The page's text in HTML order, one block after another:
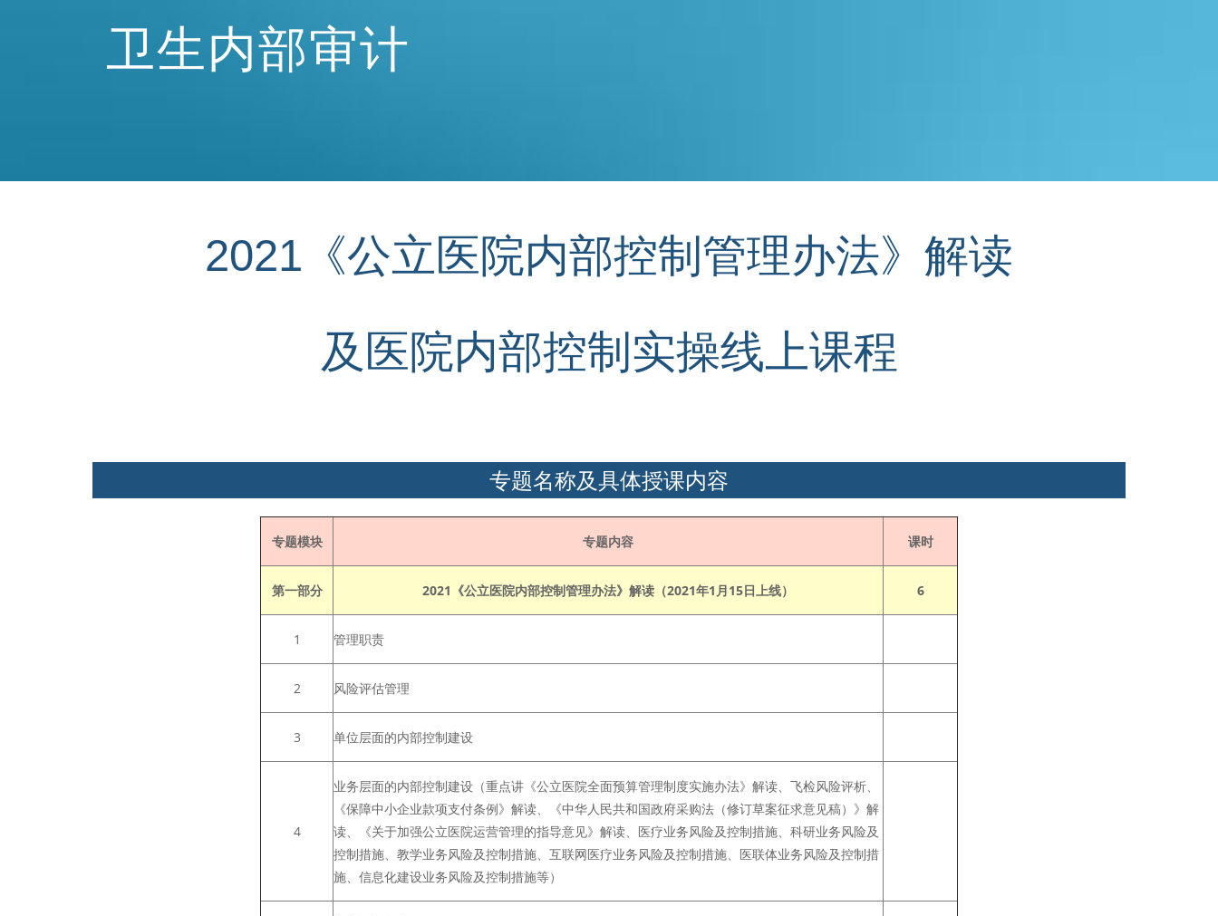
卫生内部审计
2021《公立医院内部控制管理办法》解读
及医院内部控制实操线上课程
专题名称及具体授课内容
专题模块 专题内容 课时
第一部分 2021《公立医院内部控制管理办法》解读（2021年1月15日上线） 6
1 管理职责
2 风险评估管理
3 单位层面的内部控制建设
4
业务层面的内部控制建设（重点讲《公立医院全面预算管理制度实施办法》解读、飞检风险评析、
《保障中小企业款项支付条例》解读、《中华人民共和国政府采购法（修订草案征求意见稿）》解
读、《关于加强公立医院运营管理的指导意见》解读、医疗业务风险及控制措施、科研业务风险及
控制措施、教学业务风险及控制措施、互联网医疗业务风险及控制措施、医联体业务风险及控制措
施、信息化建设业务风险及控制措施等）